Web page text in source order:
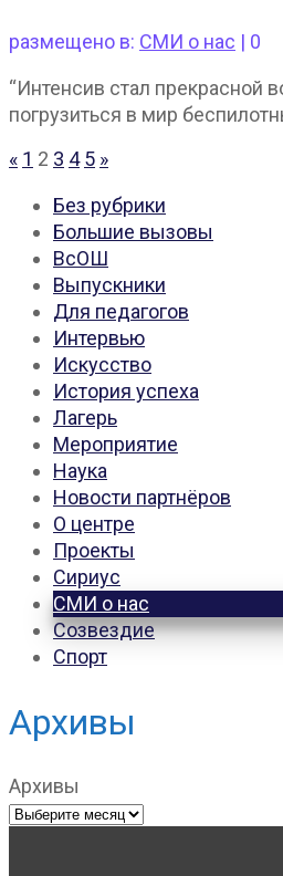
размещено в: СМИ о нас | 0
“Интенсив стал прекрасной
погрузиться в мир
Пагинация
записей
« 1 2 3 4 5 »
Без рубрики
Большие вызовы
ВсОШ
Выпускники
Для педагогов
Интервью
Искусство
История успеха
Лагерь
Мероприятие
Наука
Новости партнёров
О центре
Проекты
Сириус
СМИ о нас
Созвездие
Спорт
Архивы
Архивы